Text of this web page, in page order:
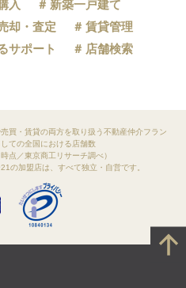
入
新築一戸建て
却・査定
賃貸管理
サポート
店舗検索
買・賃貸の両方を取り扱う不動産仲介フラン
ての全国における店舗数
点／東京商工リサーチ調べ）
の加盟店は、すべて独立・自営です。